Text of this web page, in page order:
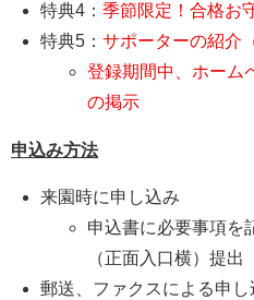
特典4：季節限定！合格お
特典5：サポーターの紹介
登録期間中、ホーム
の掲示
申込み方法
来園時に申し込み
申込書に必要事項を
（正面入口横）提出
郵送、ファクスによる申し